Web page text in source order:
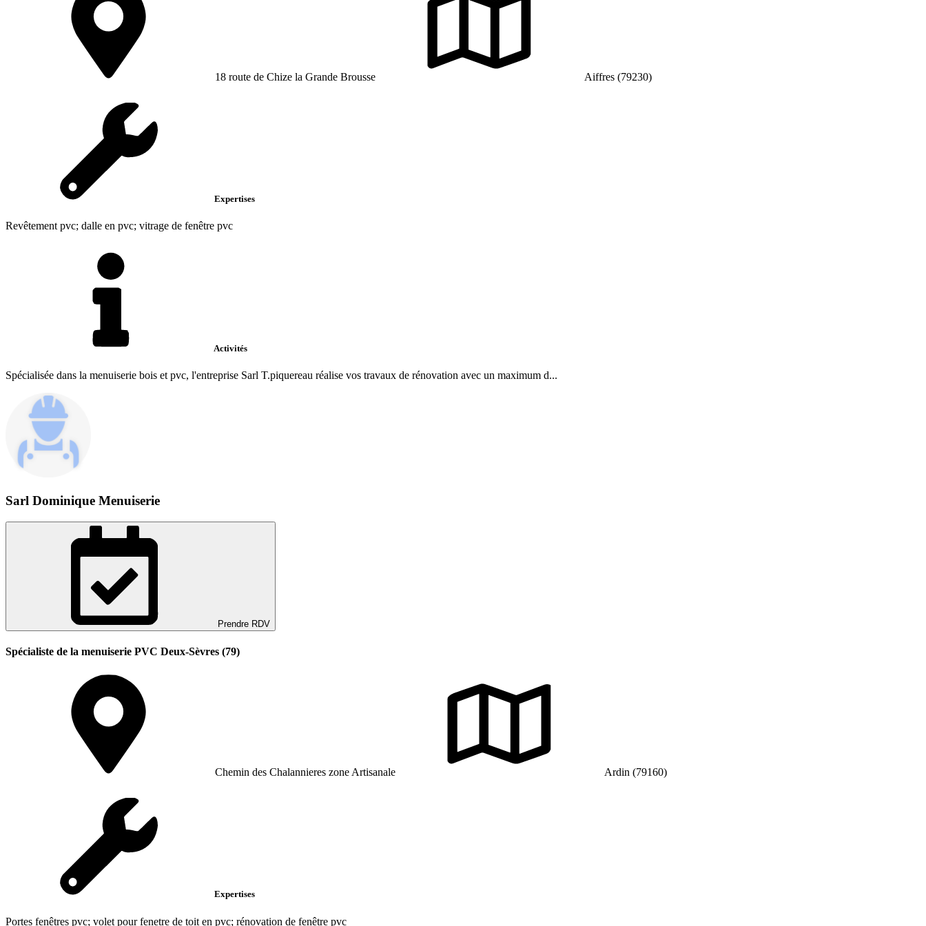
18 route de Chize la Grande Brousse Aiffres (79230)
Expertises
Revêtement pvc; dalle en pvc; vitrage de fenêtre pvc
Activités
Spécialisée dans la menuiserie bois et pvc, l'entreprise Sarl T.piquereau réalise vos travaux de rénovation avec un maximum d...
Sarl Dominique Menuiserie
Prendre RDV
Spécialiste de la menuiserie PVC Deux-Sèvres (79)
Chemin des Chalannieres zone Artisanale Ardin (79160)
Expertises
Portes fenêtres pvc; volet pour fenetre de toit en pvc; rénovation de fenêtre pvc